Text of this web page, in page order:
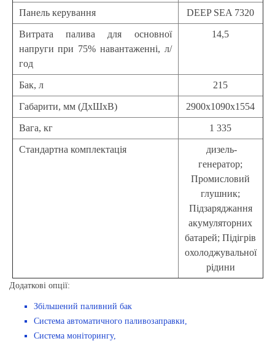
Панель керування DEEP SEA 7320
Витрата палива для основної
напруги при 75% навантаженні, л/
год
14,5
Бак, л 215
Габарити, мм (ДхШхВ) 2900х1090х1554
Вага, кг 1 335
Стандартна комплектація
дизель-
генератор;
Промисловий
глушник;
Підзаряджання
акумуляторних
батарей; Підігрів
охолоджувальної
рідини
Додаткові опції:
Збільшений паливний бак
Система автоматичного паливозаправки,
Система моніторингу,